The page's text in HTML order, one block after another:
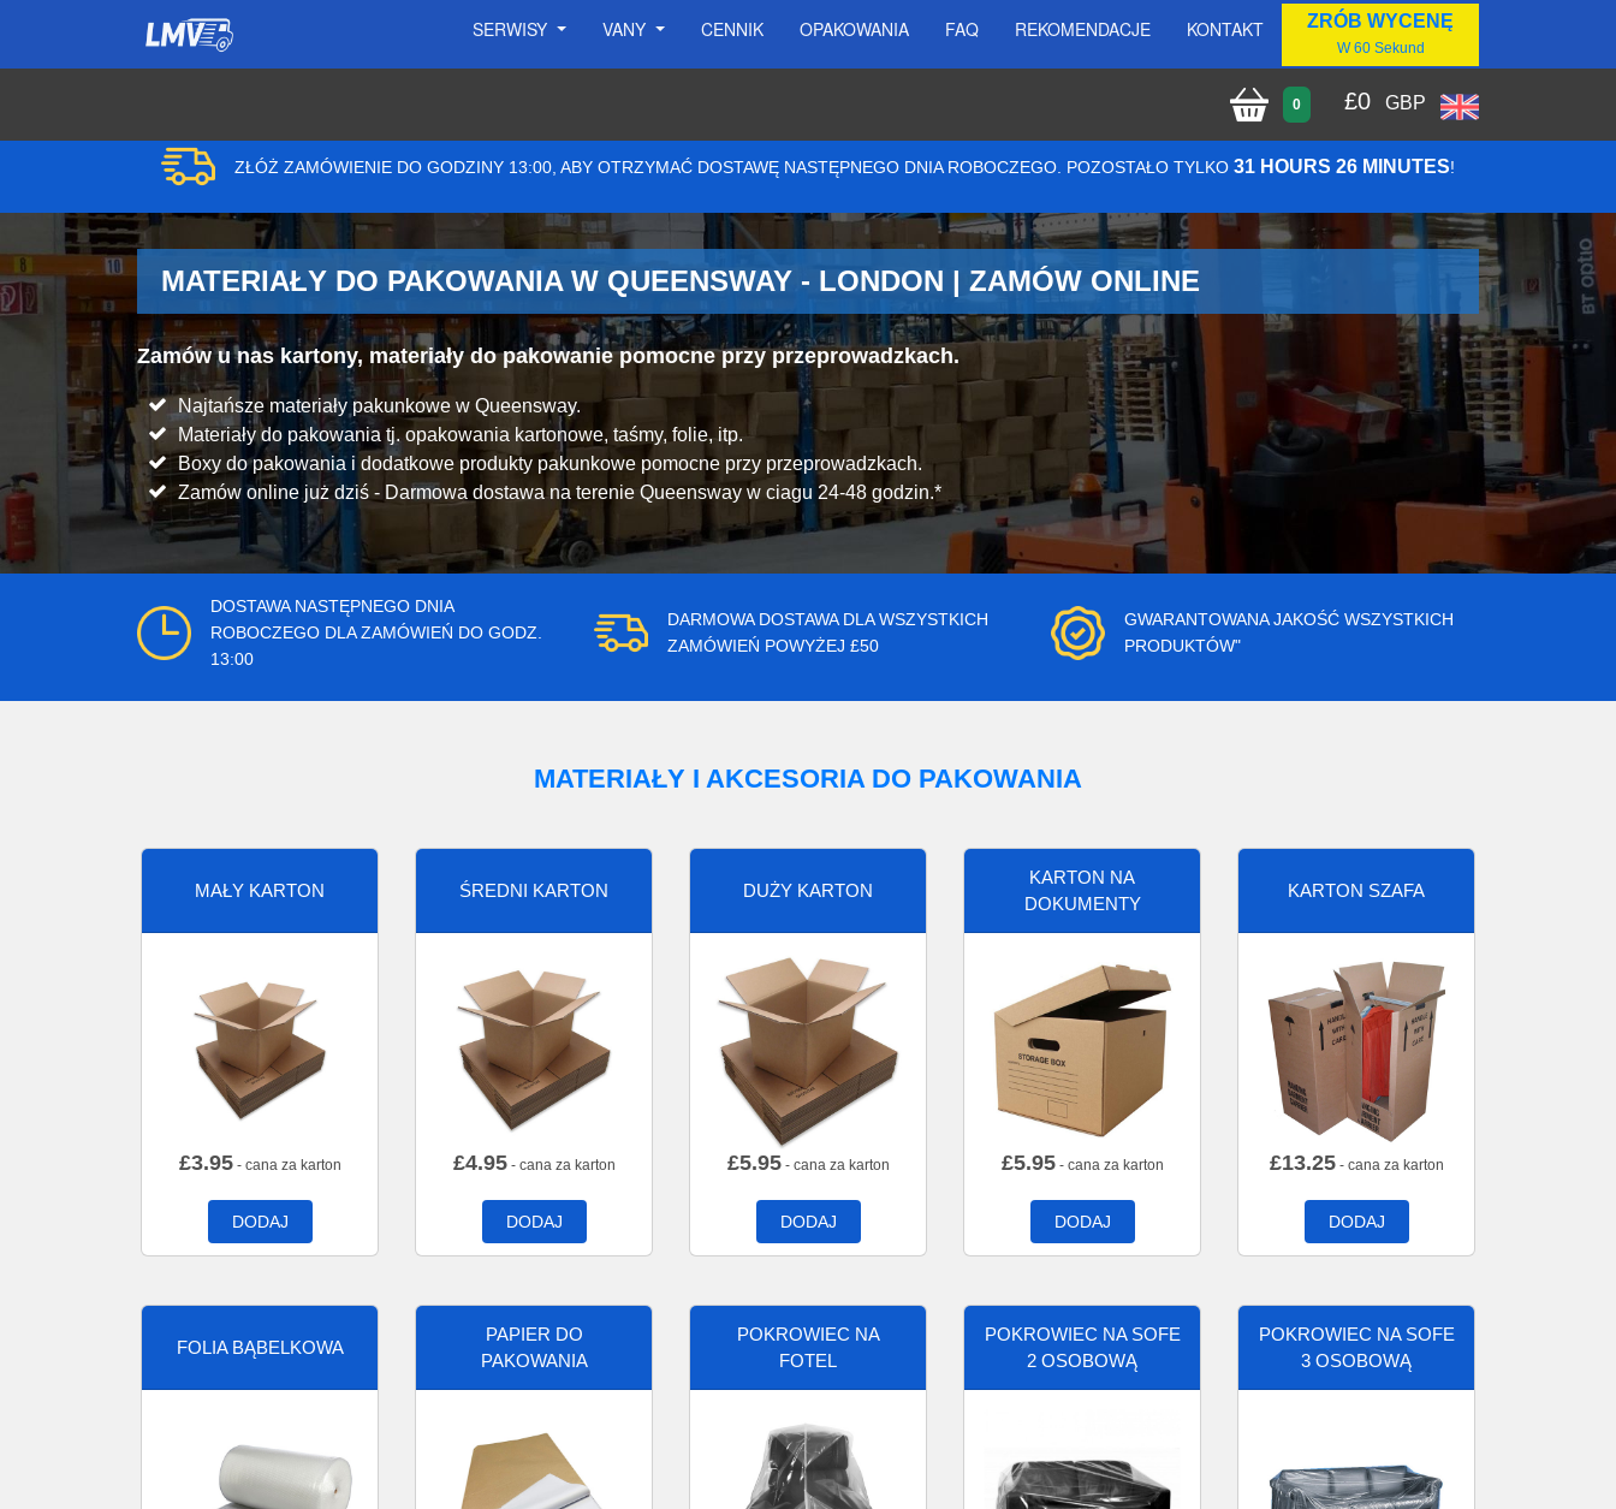
SERWISY VANY CENNIK OPAKOWANIA FAQ REKOMENDACJE KONTAKT ZRÓB WYCENĘ
W 60 Sekund
0 £0 GBP
ZŁÓŻ ZAMÓWIENIE DO GODZINY 13:00, ABY OTRZYMAĆ DOSTAWĘ NASTĘPNEGO DNIA ROBOCZEGO. POZOSTAŁO TYLKO 31 HOURS 26 MINUTES!
MATERIAŁY DO PAKOWANIA W QUEENSWAY - LONDON | ZAMÓW ONLINE
Zamów u nas kartony, materiały do pakowanie pomocne przy przeprowadzkach.
Najtańsze materiały pakunkowe w Queensway.
Materiały do pakowania tj. opakowania kartonowe, taśmy, folie, itp.
Boxy do pakowania i dodatkowe produkty pakunkowe pomocne przy przeprowadzkach.
Zamów online już dziś - Darmowa dostawa na terenie Queensway w ciagu 24-48 godzin.*
DOSTAWA NASTĘPNEGO DNIA
ROBOCZEGO DLA ZAMÓWIEŃ DO GODZ.
13:00
DARMOWA DOSTAWA DLA WSZYSTKICH
ZAMÓWIEŃ POWYŻEJ £50
GWARANTOWANA JAKOŚĆ WSZYSTKICH
PRODUKTÓW"
MATERIAŁY I AKCESORIA DO PAKOWANIA
MAŁY KARTON
£3.95- cana za karton
DODAJ
ŚREDNI KARTON
£4.95- cana za karton
DODAJ
DUŻY KARTON
£5.95- cana za karton
DODAJ
KARTON NA
DOKUMENTY
£5.95- cana za karton
DODAJ
KARTON SZAFA
£13.25- cana za karton
DODAJ
FOLIA BĄBELKOWA
PAPIER DO
PAKOWANIA
POKROWIEC NA
FOTEL
POKROWIEC NA SOFE
2 OSOBOWĄ
POKROWIEC NA SOFE
3 OSOBOWĄ